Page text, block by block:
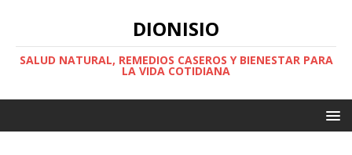
DIONISIO
SALUD NATURAL, REMEDIOS CASEROS Y BIENESTAR PARA
LA VIDA COTIDIANA